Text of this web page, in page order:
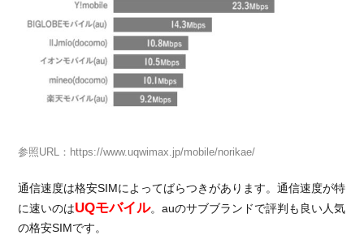
2.
実際
の速
な
2.1.
UQモ
バイ
参照URL： https://www.uqwimax.jp/mobile/norikae/
通信速度は格安SIMによってばらつきがあります。通信速度が特
に速いのはUQモバイル。auのサブブランドで評判も良い人気
の格安SIMです。